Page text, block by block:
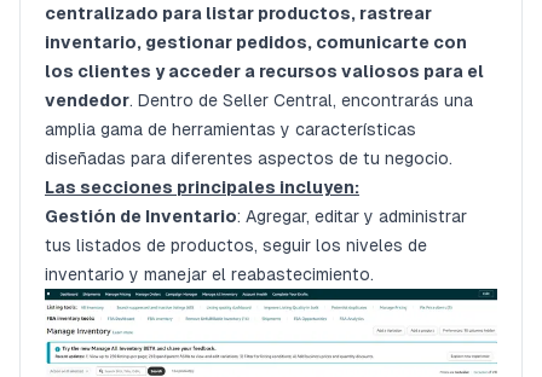
centralizado para listar productos, rastrear
inventario, gestionar pedidos, comunicarte con
los clientes y acceder a recursos valiosos para el
vendedor. Dentro de Seller Central, encontrarás una
amplia gama de herramientas y características
diseñadas para diferentes aspectos de tu negocio.
Las secciones principales incluyen:
Gestión de Inventario: Agregar, editar y administrar
tus listados de productos, seguir los niveles de
inventario y manejar el reabastecimiento.